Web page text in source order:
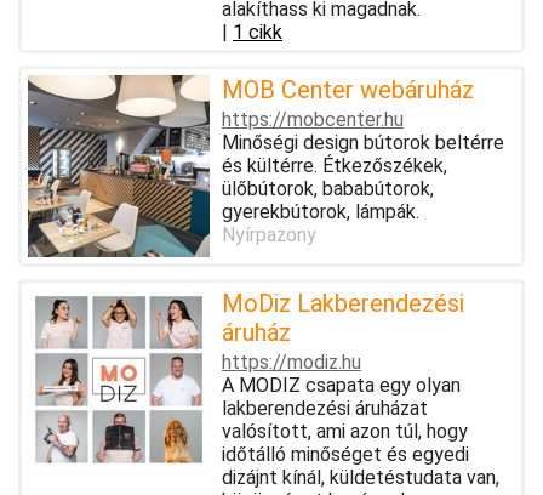
alakíthass ki magadnak.
| 1 cikk
MOB Center webáruház
https://mobcenter.hu
Minőségi design bútorok beltérre
és kültérre. Étkezőszékek,
ülőbútorok, bababútorok,
gyerekbútorok, lámpák.
Nyírpazony
MoDiz Lakberendezési
áruház
https://modiz.hu
A MODIZ csapata egy olyan
lakberendezési áruházat
valósított, ami azon túl, hogy
időtálló minőséget és egyedi
dizájnt kínál, küldetéstudata van,